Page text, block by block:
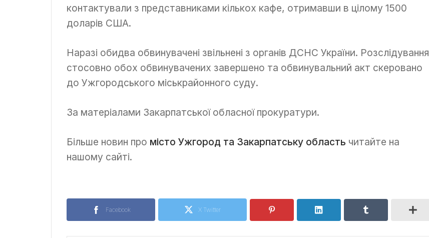
контактували з представниками кількох кафе, отримавши в цілому 1500
доларів США.
Наразі обидва обвинувачені звільнені з органів ДСНС України. Розслідування
стосовно обох обвинувачених завершено та обвинувальний акт скеровано
до Ужгородського міськрайонного суду.
За матеріалами Закарпатської обласної прокуратури.
Більше новин про місто Ужгород та Закарпатську область читайте на
нашому сайті.
Facebook X Twitter